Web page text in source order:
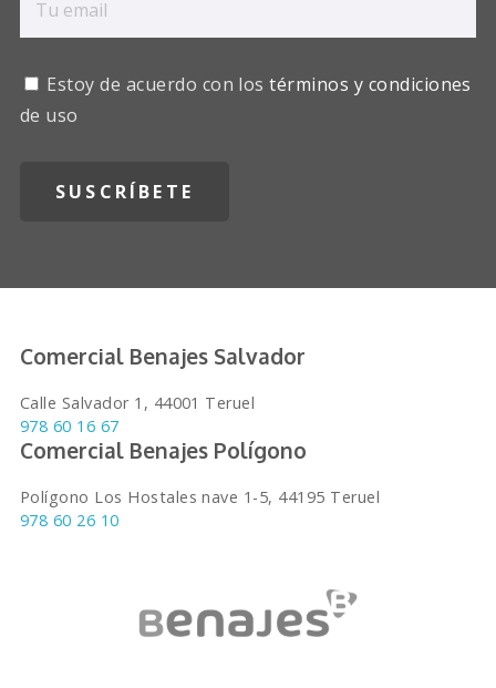
Estoy de acuerdo con lostérminos y condiciones
de uso
Comercial Benajes Salvador
Calle Salvador 1, 44001 Teruel
978 60 16 67
Comercial Benajes Polígono
Polígono Los Hostales nave 1-5, 44195 Teruel
978 60 26 10